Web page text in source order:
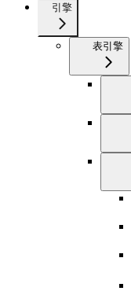
引擎
表引擎